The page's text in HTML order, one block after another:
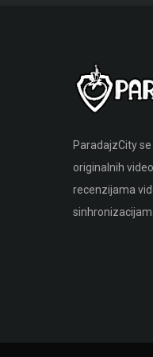
ParadajzCity
originalnih
recenzijama
vam pružili
Spasić